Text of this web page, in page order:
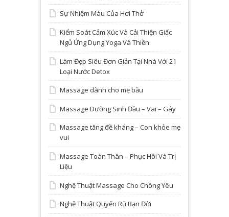
Sự Nhiệm Màu Của Hơi Thở
Kiểm Soát Cảm Xúc Và Cải Thiện Giấc
Ngủ Ứng Dụng Yoga Và Thiền
Làm Đẹp Siêu Đơn Giản Tại Nhà Với 21
Loại Nước Detox
Massage dành cho mẹ bầu
Massage Dưỡng Sinh Đầu – Vai – Gáy
Massage tăng đề kháng – Con khỏe mẹ
vui
Massage Toàn Thân – Phục Hồi Và Trị
Liệu
Nghệ Thuật Massage Cho Chồng Yêu
Nghệ Thuật Quyến Rũ Bạn Đời